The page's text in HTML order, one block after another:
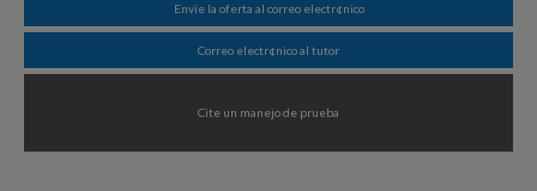
Envie la oferta al correo electr¢nico
Correo electr¢nico al tutor
Cite un manejo de prueba